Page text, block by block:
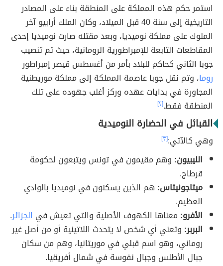
استمر حكم هذه المملكة على المنطقة بناء على المصادر
التاريخية إلى سنة 40 قبل الميلاد، وكان الملك أرابيو آخر
الملوك على مملكة نوميديا، وبعد مقتله صارت نوميديا إحدى
المقاطعات التابعة للإمبراطورية الرومانية، حيث تم تنصيب
جوبا الثاني كحاكم للبلاد بأمر من أغسطس قيصر إمبراطور
روما، وتم نقل جوبا عاصمة المملكة إلى مملكة موريطنية
المجاورة في بدايات عهده وركز أغلب جهوده على تلك
المنطقة فقط.[٢]
القبائل في الحضارة النوميدية
وهي كالآتي:[٣]
الليبيون: وهم مقيمون في تونس ويتبعون لحكومة
قرطاج.
ميتاجونيتاس: هم الذين يسكنون في نوميديا ​​بالوادي
العظيم.
الأفرو: معناها الكهوف الأصلية والتي تعيش في الجزائر.
البربر: وتعني أي شخص لا يتحدث اللاتينية أو من أصل غير
روماني، وهو اسم قبلي في موريتانيا، وهم من سكان
جبال الأطلس وجبال نفوسة في شمال أفريقيا.